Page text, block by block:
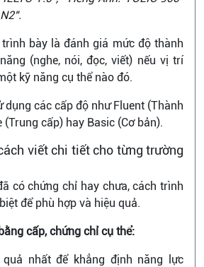
bày là đánh giá mức độ thành
(nghe, nói, đọc, viết) nếu vị trí
kỹ năng cụ thể nào đó.
dụng các cấp độ như Fluent (Thành
cấp) hay Basic (Cơ bản).
viết chi tiết cho từng trường
có chứng chỉ hay chưa, cách trình
để phù hợp và hiệu quả.
cấp, chứng chỉ cụ thể:
nhất để khẳng định năng lực